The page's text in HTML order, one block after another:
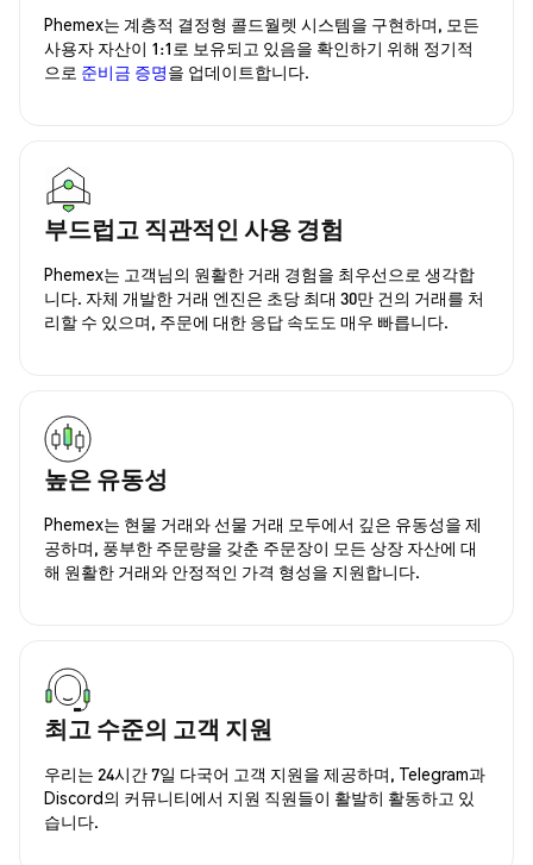
Phemex는 계층적 결정형 콜드월렛 시스템을 구현하며, 모든
사용자 자산이 1:1로 보유되고 있음을 확인하기 위해 정기적
으로 준비금 증명을 업데이트합니다.
부드럽고 직관적인 사용 경험
Phemex는 고객님의 원활한 거래 경험을 최우선으로 생각합
니다. 자체 개발한 거래 엔진은 초당 최대 30만 건의 거래를 처
리할 수 있으며, 주문에 대한 응답 속도도 매우 빠릅니다.
높은 유동성
Phemex는 현물 거래와 선물 거래 모두에서 깊은 유동성을 제
공하며, 풍부한 주문량을 갖춘 주문장이 모든 상장 자산에 대
해 원활한 거래와 안정적인 가격 형성을 지원합니다.
최고 수준의 고객 지원
우리는 24시간 7일 다국어 고객 지원을 제공하며, Telegram과
Discord의 커뮤니티에서 지원 직원들이 활발히 활동하고 있
습니다.